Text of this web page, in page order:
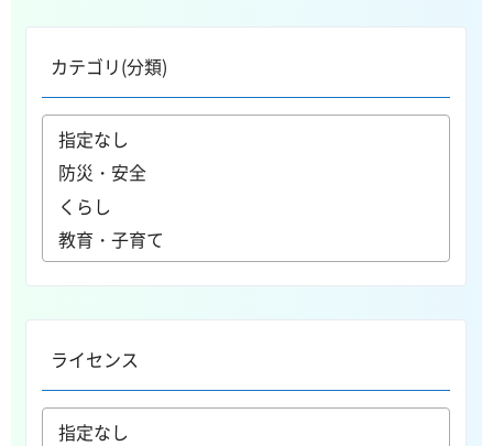
カテゴリ(分類)
ライセンス